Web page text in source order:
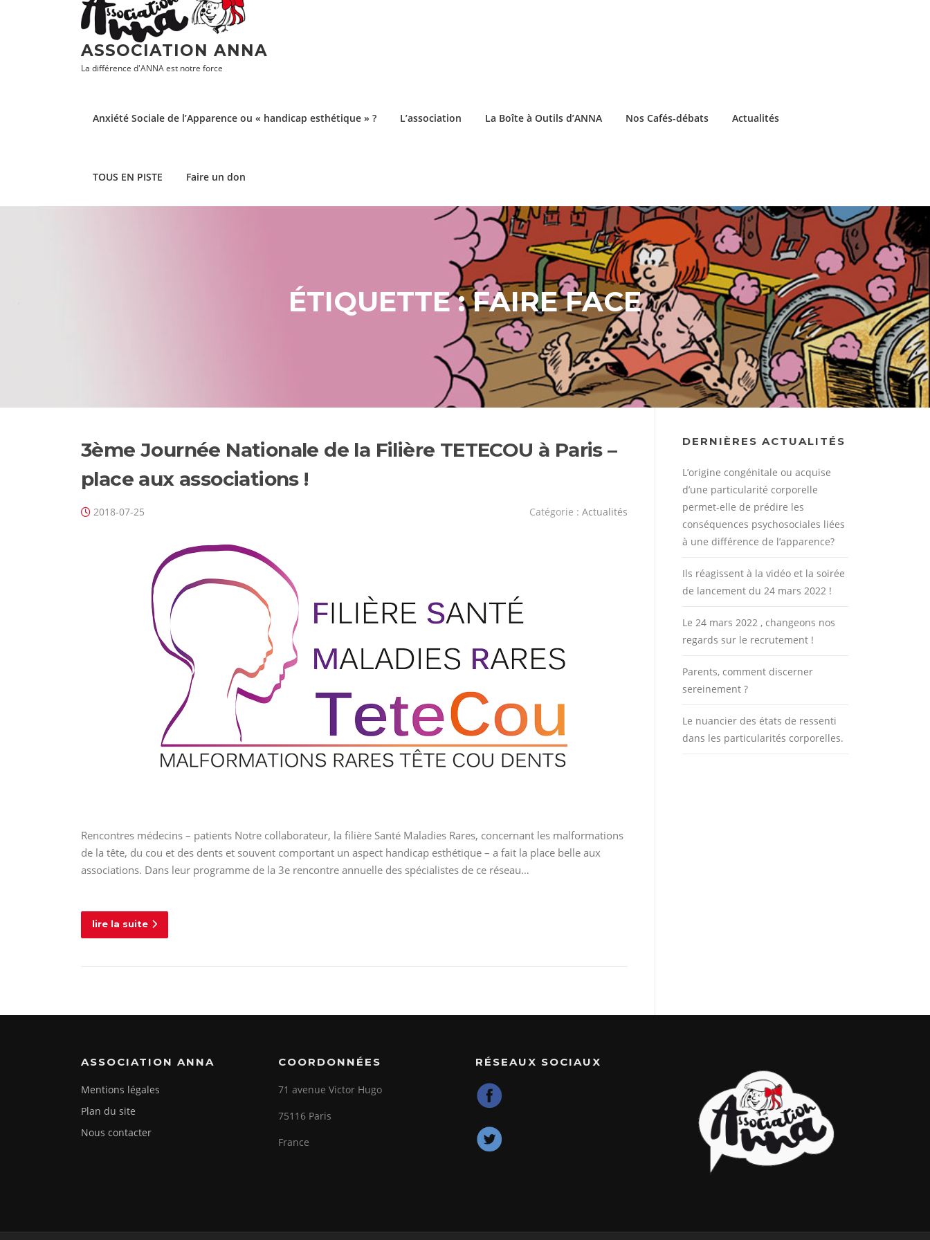
ASSOCIATION ANNA
La différence d'ANNA est notre force
Anxiété Sociale de l’Apparence ou « handicap esthétique » ? L’association La Boîte à Outils d’ANNA Nos Cafés-débats Actualités
TOUS EN PISTE Faire un don
ÉTIQUETTE :FAIRE FACE
3ème Journée Nationale de la Filière TETECOU à Paris –
place aux associations !
2018-07-25 Catégorie : Actualités
Rencontres médecins – patients Notre collaborateur, la filière Santé Maladies Rares, concernant les malformations
de la tête, du cou et des dents et souvent comportant un aspect handicap esthétique – a fait la place belle aux
associations. Dans leur programme de la 3e rencontre annuelle des spécialistes de ce réseau…
lire la suite
DERNIÈRES ACTUALITÉS
L’origine congénitale ou acquise
d’une particularité corporelle
permet-elle de prédire les
conséquences psychosociales liées
à une différence de l’apparence?
Ils réagissent à la vidéo et la soirée
de lancement du 24 mars 2022 !
Le 24 mars 2022 , changeons nos
regards sur le recrutement !
Parents, comment discerner
sereinement ?
Le nuancier des états de ressenti
dans les particularités corporelles.
ASSOCIATION ANNA
Mentions légales
Plan du site
Nous contacter
COORDONNÉES
71 avenue Victor Hugo
75116 Paris
France
RÉSEAUX SOCIAUX